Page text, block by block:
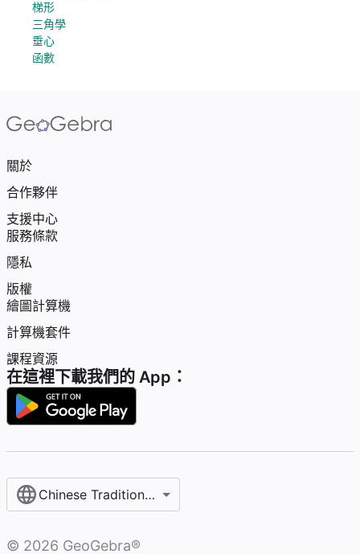
梯形
三角學
垂心
函數
關於
合作夥伴
支援中心
服務條款
隱私
版權
繪圖計算機
計算機套件
課程資源
在這裡下載我們的 App：
Chinese Traditional / 繁體中文
© 2026 GeoGebra®